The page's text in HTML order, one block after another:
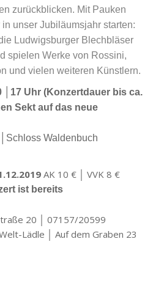
zurückblicken. Mit Pauken
unser Jubiläumsjahr starten:
ie Ludwigsburger Blechbläser
spielen Werke von Rossini,
und vielen weiteren Künstlern.
│17 Uhr (Konzertdauer bis ca.
Sekt auf das neue
Waldenbuch
AK 10 € │ VVK 8 €
ist bereits
20 │ 07157/20599
Lädle │ Auf dem Graben 23